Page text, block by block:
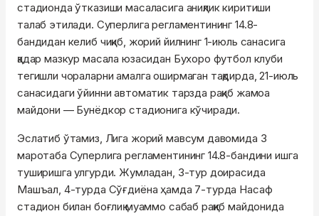
стадионда ўтказиши масаласига аниқлик киритиши
талаб этилади. Суперлига регламентининг 14.8-
бандидан келиб чиқиб, жорий йилнинг 1-июль санасига
қадар мазкур масала юзасидан Бухоро футбол клуби
тегишли чораларни амалга оширмаган тақдирда, 21-июль
санасидаги ўйинни автоматик тарзда рақиб жамоа
майдони — Бунёдкор стадионига кўчиради.
Эслатиб ўтамиз, Лига жорий мавсум давомида 3
маротаба Суперлига регламентининг 14.8-бандини ишга
туширишга улгурди. Жумладан, 3-тур доирасида
Машъал, 4-турда Сўғдиёна ҳамда 7-турда Насаф
стадион билан боғлиқ муаммо сабаб рақиб майдонида